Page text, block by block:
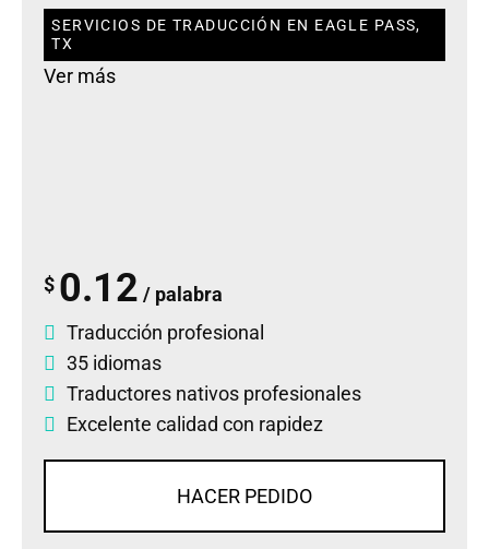
SERVICIOS DE TRADUCCIÓN EN EAGLE PASS,
TX
Ver más
$ 0.12 / palabra
Traducción profesional
35 idiomas
Traductores nativos profesionales
Excelente calidad con rapidez
HACER PEDIDO